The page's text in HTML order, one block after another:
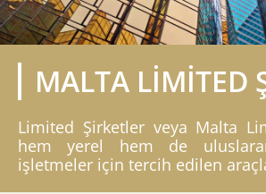
MALTA LİMİTED
Limited Şirketler veya Malta
hem yerel hem de
işletmeler için tercih edilen